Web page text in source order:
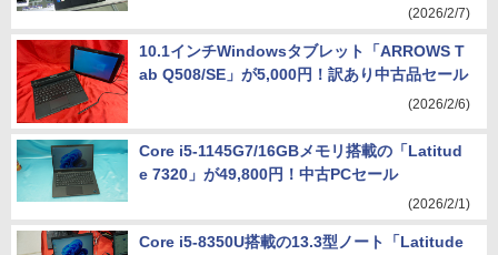
(2026/2/7)
10.1インチWindowsタブレット「ARROWS T
ab Q508/SE」が5,000円！訳あり中古品セール
(2026/2/6)
Core i5-1145G7/16GBメモリ搭載の「Latitud
e 7320」が49,800円！中古PCセール
(2026/2/1)
Core i5-8350U搭載の13.3型ノート「Latitude